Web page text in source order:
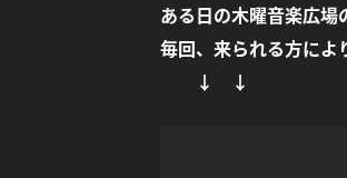
ある日の木曜音楽広
毎回、来られる方に
↓ ↓